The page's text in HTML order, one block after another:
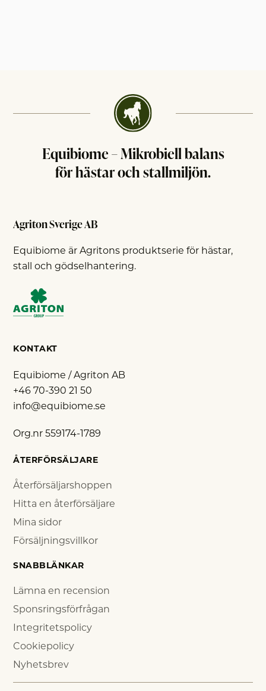
Equibiome – Mikrobiell balans
för hästar och stallmiljön.
Agriton Sverige AB
Equibiome är Agritons produktserie för hästar,
stall och gödselhantering.
KONTAKT
Equibiome / Agriton AB
+46 70-390 21 50
info@equibiome.se
Org.nr 559174-1789
ÅTERFÖRSÄLJARE
Återförsäljarshoppen
Hitta en återförsäljare
Mina sidor
Försäljningsvillkor
SNABBLÄNKAR
Lämna en recension
Sponsringsförfrågan
Integritetspolicy
Cookiepolicy
Nyhetsbrev